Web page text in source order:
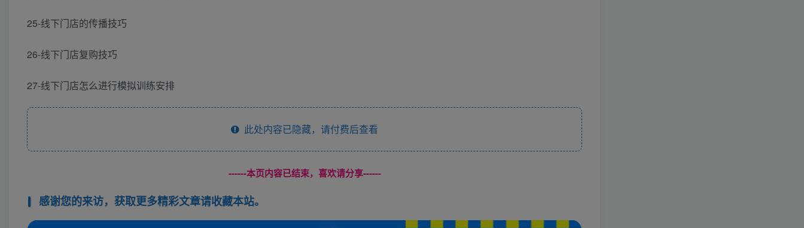
25-线下门店的传播技巧
26-线下门店复购技巧
27-线下门店怎么进行模拟训练安排
此处内容已隐藏，请付费后查看
------本页内容已结束，喜欢请分享------
感谢您的来访，获取更多精彩文章请收藏本站。